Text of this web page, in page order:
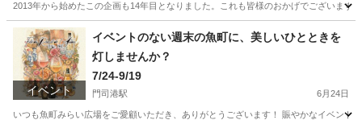
2013年から始めたこの企画も14年目となりました。これも皆様のおかげでございま
福岡 北九州市 門司港駅 地域/お祭り まつり
イベント
イベントのない週末の魚町に、美しいひとときを
灯しませんか？
7/24-9/19
門司港駅 6月24日
いつも魚町みらい広場をご愛顧いただき、ありがとうございます！ 賑やかなイベン